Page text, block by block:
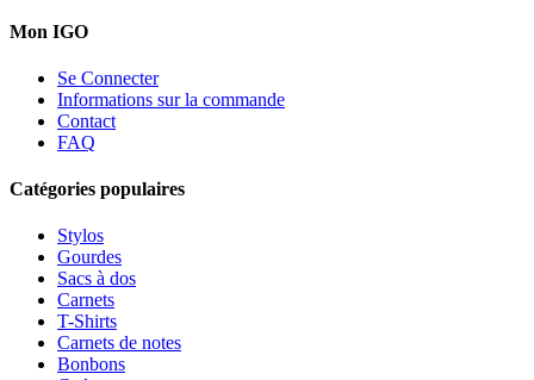
Mon IGO
Se Connecter
Informations sur la commande
Contact
FAQ
Catégories populaires
Stylos
Gourdes
Sacs à dos
Carnets
T-Shirts
Carnets de notes
Bonbons